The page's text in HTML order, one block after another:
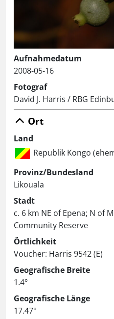
Aufnahmedatum
2008-05-16
Fotograf
David J. Harris / RBG
Ort
Land
Republik Kongo
Provinz/Bundesland
Likouala
Stadt
c. 6 km NE of Epena; N of
Community Reserve
Örtlichkeit
Voucher: Harris 9542 (E)
Geografische Breite
1.4°
Geografische Länge
17.47°